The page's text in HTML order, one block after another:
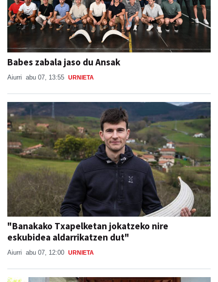
Babes zabala jaso du Ansak
Aiurri abu 07, 13:55 URNIETA
"Banakako Txapelketan jokatzeko nire
eskubidea aldarrikatzen dut"
Aiurri abu 07, 12:00 URNIETA